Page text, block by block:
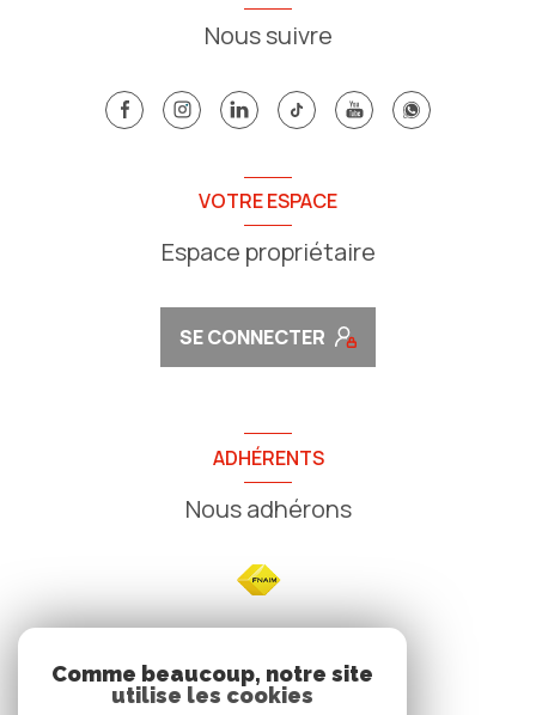
Nous suivre
VOTRE ESPACE
Espace propriétaire
SE CONNECTER
ADHÉRENTS
Nous adhérons
NOS
Comme beaucoup, notre site
utilise les cookies